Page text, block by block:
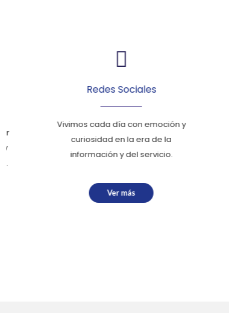
Redes Sociales
Vivimos cada día con emoción y
curiosidad en la era de la
información y del servicio.
Ver más
En